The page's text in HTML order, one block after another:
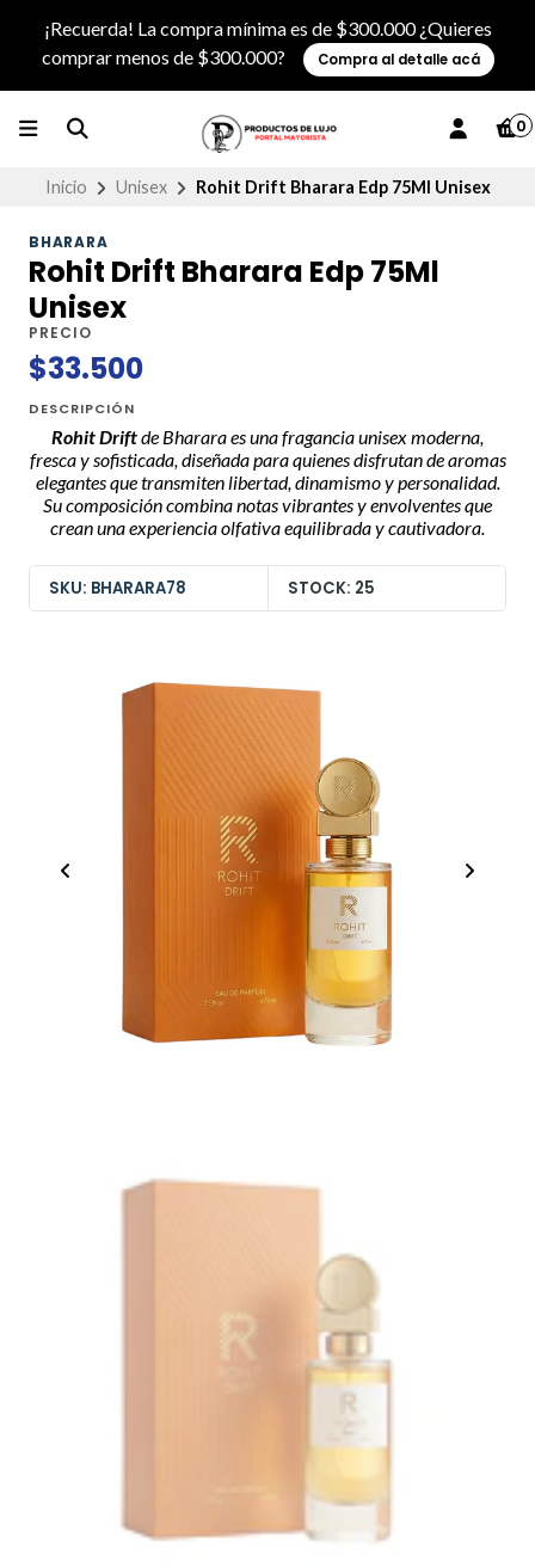
¡Recuerda! La compra mínima es de $300.000 ¿Quieres
comprar menos de $300.000?
Compra al detalle acá
0
Inicio Unisex Rohit Drift Bharara Edp 75Ml Unisex
BHARARA
Rohit Drift Bharara Edp 75Ml
Unisex
PRECIO
$33.500
DESCRIPCIÓN
Rohit Driftde Bharara es una fragancia unisex moderna,
fresca y sofisticada, diseñada para quienes disfrutan de aromas
elegantes que transmiten libertad, dinamismo y personalidad.
Su composición combina notas vibrantes y envolventes que
crean una experiencia olfativa equilibrada y cautivadora.
SKU: BHARARA78 STOCK: 25